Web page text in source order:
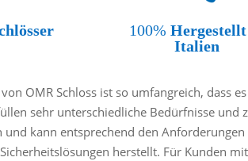
100%
Italien
OMR Schloss ist so umfangreich, dass
sehr unterschiedliche Bedürfnisse
kann entsprechend den
herstellt. Für Kunden